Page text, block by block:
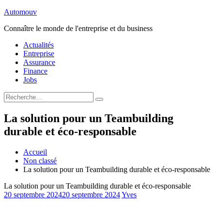
Aller
contenu
Automouv
Connaître le monde de l'entreprise et du business
Actualités
Entreprise
Assurance
Finance
Jobs
Rechercher
:
Rechercher
La solution pour un Teambuilding
durable et éco-responsable
Accueil
Non classé
La solution pour un Teambuilding durable et éco-responsable
La solution pour un Teambuilding durable et éco-responsable
20 septembre 202420 septembre 2024Yves